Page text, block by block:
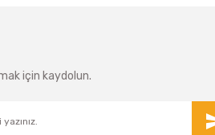
için kaydolun.